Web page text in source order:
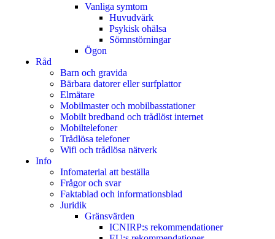
Vanliga symtom
Huvudvärk
Psykisk ohälsa
Sömnstörningar
Ögon
Råd
Barn och gravida
Bärbara datorer eller surfplattor
Elmätare
Mobilmaster och mobilbasstationer
Mobilt bredband och trådlöst internet
Mobiltelefoner
Trådlösa telefoner
Wifi och trådlösa nätverk
Info
Infomaterial att beställa
Frågor och svar
Faktablad och informationsblad
Juridik
Gränsvärden
ICNIRP:s rekommendationer